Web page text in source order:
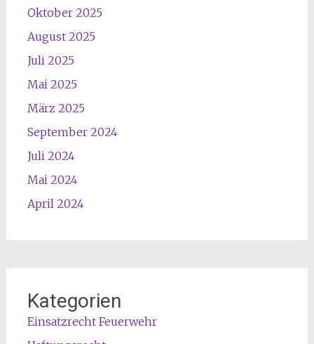
Oktober 2025
August 2025
Juli 2025
Mai 2025
März 2025
September 2024
Juli 2024
Mai 2024
April 2024
Kategorien
Einsatzrecht Feuerwehr